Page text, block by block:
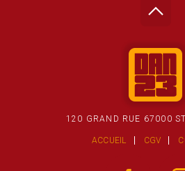
120 GRAND RUE 67000
ACCUEIL CGV